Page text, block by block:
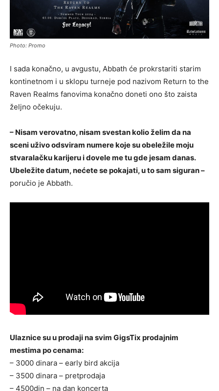
Photo: Promo
I sada konačno, u avgustu, Abbath će prokrstariti starim
kontinetnom i u sklopu turneje pod nazivom Return to the
Raven Realms fanovima konačno doneti ono što zaista
željno očekuju.
– Nisam verovatno, nisam svestan kolio želim da na
sceni uživo odsviram numere koje su obeležile moju
stvaralačku karijeru i dovele me tu gde jesam danas.
Ubeležite datum, nećete se pokajati, u to sam siguran –
poručio je Abbath.
Ulaznice su u prodaji na svim GigsTix prodajnim
mestima po cenama:
– 3000 dinara – early bird akcija
– 3500 dinara – pretprodaja
– 4500din – na dan koncerta